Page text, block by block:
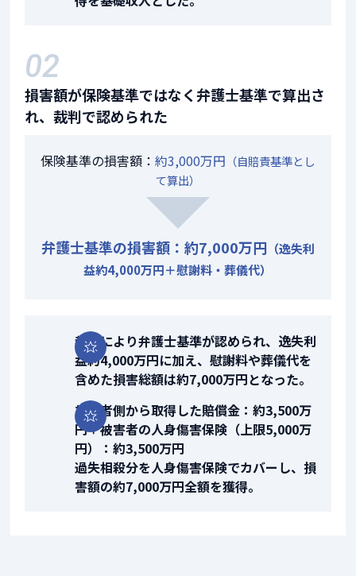
02
損害額が保険基準ではなく弁護士基準で算出さ
れ、裁判で認められた
保険基準の損害額：約3,000万円 （自賠責基準とし
て算出）
弁護士基準の損害額：約7,000万円 （逸失利
益約4,000万円＋慰謝料・葬儀代）
裁判により弁護士基準が認められ、逸失利
益約4,000万円に加え、慰謝料や葬儀代を
含めた損害総額は約7,000万円となった。
加害者側から取得した賠償金：約3,500万
円＋被害者の人身傷害保険（上限5,000万
円）：約3,500万円
過失相殺分を人身傷害保険でカバーし、損
害額の約7,000万円全額を獲得。